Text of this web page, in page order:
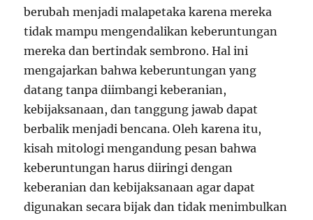
berubah menjadi malapetaka karena mereka
tidak mampu mengendalikan keberuntungan
mereka dan bertindak sembrono. Hal ini
mengajarkan bahwa keberuntungan yang
datang tanpa diimbangi keberanian,
kebijaksanaan, dan tanggung jawab dapat
berbalik menjadi bencana. Oleh karena itu,
kisah mitologi mengandung pesan bahwa
keberuntungan harus diiringi dengan
keberanian dan kebijaksanaan agar dapat
digunakan secara bijak dan tidak menimbulkan